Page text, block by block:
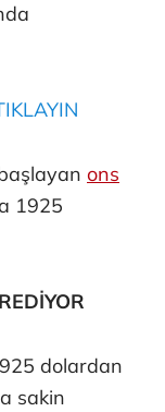
ons
1925
dolardan
sakin